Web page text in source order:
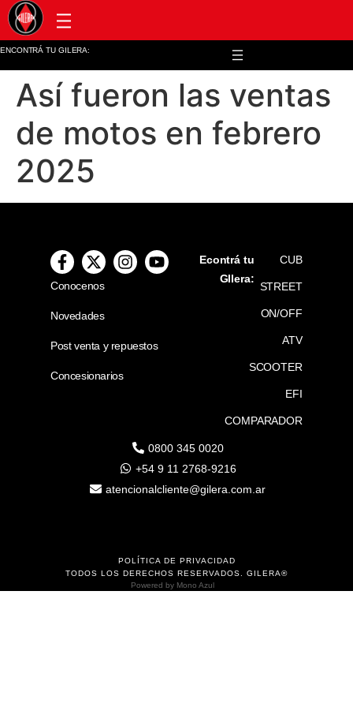
ENCONTRÁ TU GILERA:
Así fueron las ventas
de motos en febrero
2025
Conocenos
Novedades
Post venta y repuestos
Concesionarios
Econtrá tu
GIlera:
CUB
STREET
ON/OFF
ATV
SCOOTER
EFI
COMPARADOR
0800 345 0020
+54 9 11 2768-9216
atencionalcliente@gilera.com.ar
POLÍTICA DE PRIVACIDAD
TODOS LOS DERECHOS RESERVADOS. GILERA®
Powered by Mono Azul